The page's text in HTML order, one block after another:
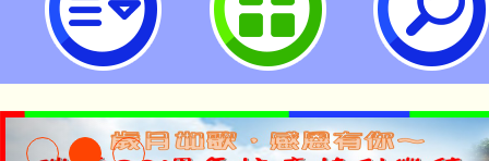
位遊戲藝術」選手培訓營-桃園市